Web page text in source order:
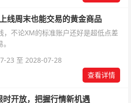
线周末也能交易的黄金商品
，不论XM的标准账户还好是超低点差
23 至 2028-07-28
查看详情
开放，把握行情新机遇